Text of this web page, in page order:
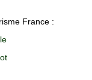
France :